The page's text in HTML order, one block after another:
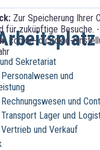
Zur Speicherung Ihrer
für zukünftige Besuche. -
cookie-id;cookie-
Sekretariat
und
und
Lager und
und Verkauf